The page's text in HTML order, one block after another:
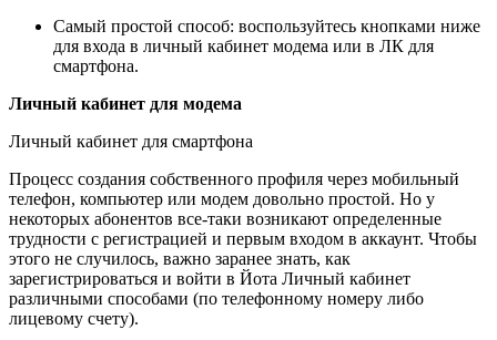
Самый простой способ: воспользуйтесь кнопками ниже
для входа в личный кабинет модема или в ЛК для
смартфона.
Личный кабинет для модема
Личный кабинет для смартфона
Процесс создания собственного профиля через мобильный
телефон, компьютер или модем довольно простой. Но у
некоторых абонентов все-таки возникают определенные
трудности с регистрацией и первым входом в аккаунт. Чтобы
этого не случилось, важно заранее знать, как
зарегистрироваться и войти в Йота Личный кабинет
различными способами (по телефонному номеру либо
лицевому счету).